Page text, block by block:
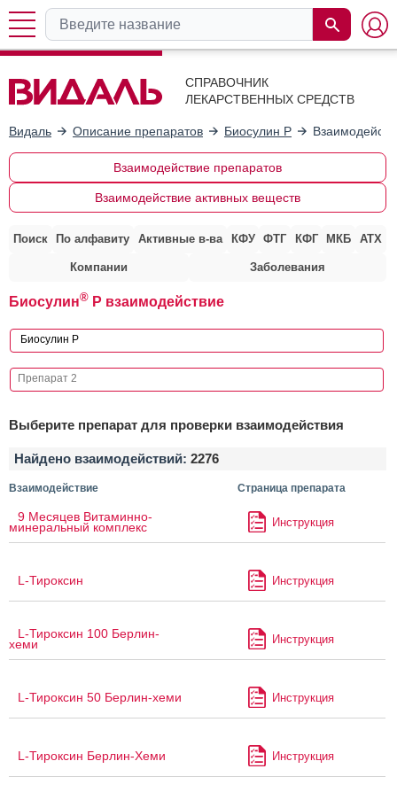
СПРАВОЧНИК
ЛЕКАРСТВЕННЫХ СРЕДСТВ
Видаль Описание препаратов Биосулин Р
Взаимодействие препаратов
Взаимодействие активных веществ
Поиск По алфавиту Активные в-ва КФУ ФТГ КФГ МКБ АТХ
Компании Заболевания
Биосулин® Р взаимодействие
Выберите препарат для проверки взаимодействия
Найдено взаимодействий: 2276
Взаимодействие Страница препарата
9 Месяцев Витаминно-
минеральный комплекс Инструкция
L-Тироксин Инструкция
L-Тироксин 100 Берлин-
хеми Инструкция
L-Тироксин 50 Берлин-хеми Инструкция
L-Тироксин Берлин-Хеми Инструкция